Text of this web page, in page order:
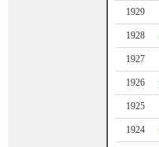
1929
1928
1927
1926
1925
1924